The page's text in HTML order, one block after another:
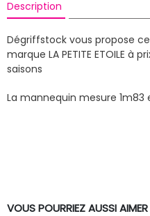
Description
Dégriffstock vous propose
marque LA PETITE ETOILE à
saisons
La mannequin mesure 1m83
VOUS POURRIEZ AUSSI AIMER